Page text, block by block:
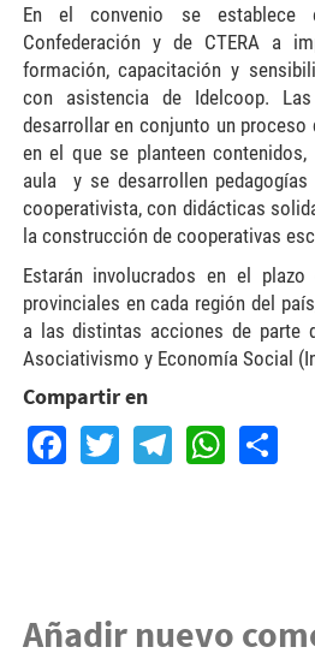
En el convenio se establece
Confederación y de CTERA a
formación, capacitación y
con asistencia de Idelcoop.
desarrollar en conjunto un
en el que se planteen
aula y se desarrollen
cooperativista, con didácticas
la construcción de cooperativas
Estarán involucrados en el
provinciales en cada región del
a las distintas acciones de parte
Asociativismo y Economía Social
Compartir en
Facebook
TwitterTelegram
Añadir nuevo